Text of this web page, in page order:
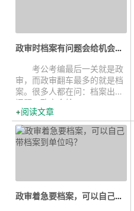
政审时档案有问题会给机会解释吗...
考公考编最后一关就是政
审，而政审翻车最多的就是档
案。很多人都在问：档案出了
问题，政审会给...
阅读文章
政审着急要档案，可以自己带档案到...